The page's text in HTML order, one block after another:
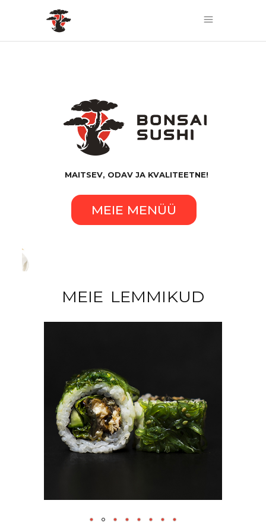
MEIE LEMMIKUD
#16 BONSAI (8TK)
9.20€
LISA KORVI